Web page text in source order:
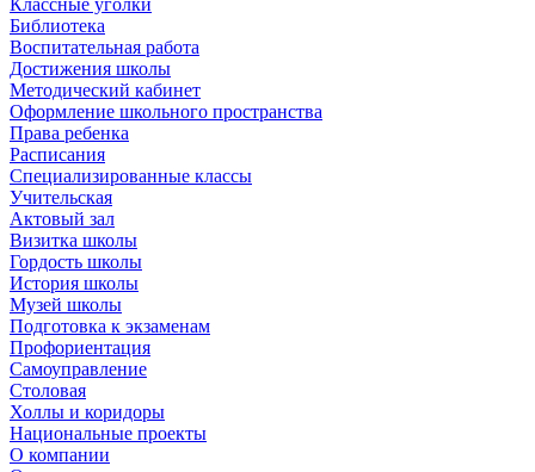
Классные уголки
Библиотека
Воспитательная работа
Достижения школы
Методический кабинет
Оформление школьного пространства
Права ребенка
Расписания
Специализированные классы
Учительская
Актовый зал
Визитка школы
Гордость школы
История школы
Музей школы
Подготовка к экзаменам
Профориентация
Самоуправление
Столовая
Холлы и коридоры
Национальные проекты
О компании